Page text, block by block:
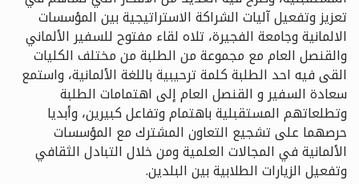
تعزيز وتفعيل آليات الشراكة الاستراتيجية بين المؤسسات
الالمانية وجامعة الفجيرة، تلاه لقاء مفتوح للسفير الألماني
والقنصل العام مع مجموعة من الطلبة من مختلف الكليات
القى فيه احد الطلبة كلمة ترحيبية باللغة الألمانية، واستمع
سعادة السفير و القنصل العام إلى اهتمامات الطلبة
وتطلعاتهم المستقبلية باهتمام وتفاعل كبيرين، وأبديا
حرصهما على تشجيع التعاون المشترك مع المؤسسات
الألمانية في المجالات العلمية ومن خلال التبادل الثقافي
وتفعيل الزيارات الطلابية بين البلدين.